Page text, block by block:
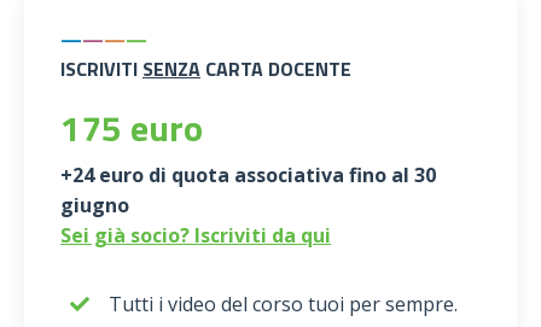
————
ISCRIVITI SENZA CARTA DOCENTE
175 euro
+24 euro di quota associativa fino al 30
giugno
Sei già socio? Iscriviti da qui
Tutti i video del corso tuoi per sempre.